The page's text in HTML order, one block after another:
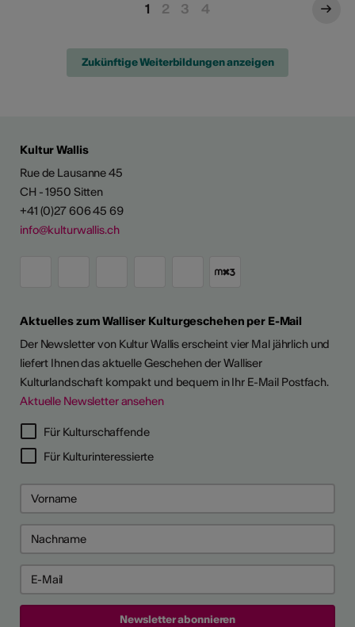
anzeigen
als
1 2 3 4
Zukünftige Weiterbildungen anzeigen
Kultur Wallis
Rue de Lausanne 45
CH - 1950 Sitten
+41 (0)27 606 45 69
info@kulturwallis.ch
Aktuelles zum Walliser Kulturgeschehen per E-Mail
Der Newsletter von Kultur Wallis erscheint vier Mal jährlich und
liefert Ihnen das aktuelle Geschehen der Walliser
Kulturlandschaft kompakt und bequem in Ihr E-Mail Postfach.
Aktuelle Newsletter ansehen
Für Kulturschaffende
Für Kulturinteressierte